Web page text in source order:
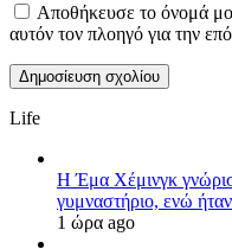
Αποθήκευσε το όνομά
αυτόν τον πλοηγό για την
Life
Η Έμα Χέμινγκ
γυμναστήριο, ενώ
1 ώρα ago